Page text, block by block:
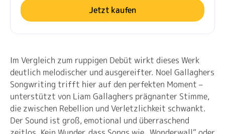
Jetzt kaufen
Im Vergleich zum ruppigen Debüt wirkt dieses Werk
deutlich melodischer und ausgereifter. Noel Gallaghers
Songwriting trifft hier auf den perfekten Moment –
unterstützt von Liam Gallaghers prägnanter Stimme,
die zwischen Rebellion und Verletzlichkeit schwankt.
Der Sound ist groß, emotional und überraschend